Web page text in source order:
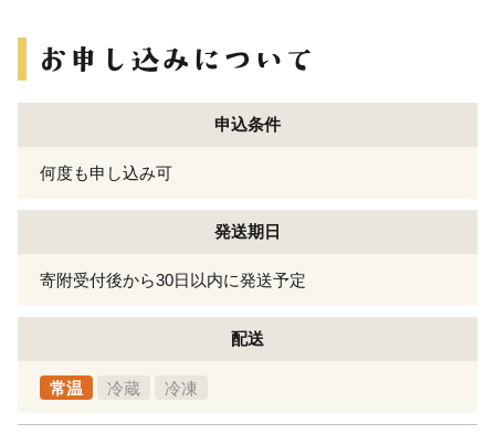
申込条件
何度も申し込み可
発送期日
寄附受付後から30日以内に発送予定
配送
常温 冷蔵 冷凍